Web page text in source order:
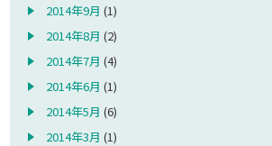
2014年9月 (1)
2014年8月 (2)
2014年7月 (4)
2014年6月 (1)
2014年5月 (6)
2014年3月 (1)